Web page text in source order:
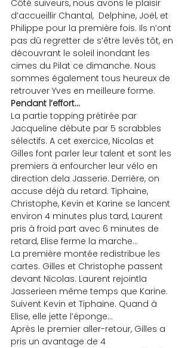
Côté suiveurs, nous avons le plaisir
d’accueillir Chantal,  Delphine, Joël, et
Philippe pour la première fois. Ils n’ont
pas dû regretter de s’être levés tôt, en
découvrant le soleil inondant les
cimes du Pilat ce dimanche. Nous
sommes également tous heureux de
retrouver Yves en meilleure forme.
Pendant l’effort…
La partie topping prétirée par
Jacqueline débute par 5 scrabbles
sélectifs. A cet exercice, Nicolas et
Gilles font parler leur talent et sont les
premiers à enfourcher leur vélo en
direction dela Jasserie. Derrière, on
accuse déjà du retard. Tiphaine,
Christophe, Kevin et Karine se lancent
environ 4 minutes plus tard, Laurent
pris à froid part avec 6 minutes de
retard, Elise ferme la marche…
La première montée redistribue les
cartes. Gilles et Christophe passent
devant Nicolas. Laurent rejointla
Jasserieen même temps que Karine.
Suivent Kevin et Tiphaine. Quand à
Elise, elle jette l’éponge…
Après le premier aller-retour, Gilles a
pris un avantage de 4